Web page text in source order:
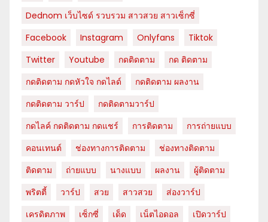
Dednom เว็บไซด์ รวบรวม สาวสวย สาวเซ็กซี่
Facebook
Instagram Onlyfans
Tiktok
Twitter
Youtube กดติดตาม
กด ติดตาม
กดติดตาม กดหัวใจ กดไลด์
กดติดตาม ผลงาน
กดติดตาม วาร์ป
กดติดตามวาร์ป
กดไลค์ กดติดตาม กดแชร์
การติดตาม
การถ่ายแบบ
คอนเทนต์
ช่องทางการติดตาม
ช่องทางติดตาม
ติดตาม
ถ่ายแบบ นางแบบ ผลงาน
ผู้ติดตาม
พริตตี้
วาร์ป สวย สาวสวย
ส่องวาร์ป
เครดิตภาพ
เซ็กซี่ เด็ด เน็ตไอดอล
เปิดวาร์ป